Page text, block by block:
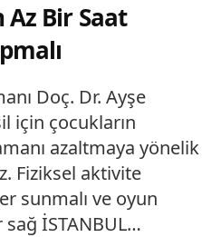
Az Bir Saat
Doç. Dr. Ayşe
için çocukların
azaltmaya yönelik
Fiziksel aktivite
sunmalı ve oyun
İSTANBUL…